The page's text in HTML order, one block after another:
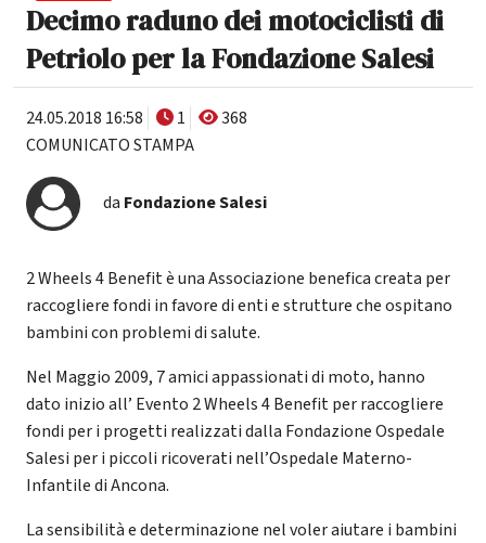
Decimo raduno dei motociclisti di
Petriolo per la Fondazione Salesi
24.05.2018 16:58 1
368
COMUNICATO STAMPA
da Fondazione Salesi
2 Wheels 4 Benefit è una Associazione benefica creata per
raccogliere fondi in favore di enti e strutture che ospitano
bambini con problemi di salute.
Nel Maggio 2009, 7 amici appassionati di moto, hanno
dato inizio all’ Evento 2 Wheels 4 Benefit per raccogliere
fondi per i progetti realizzati dalla Fondazione Ospedale
Salesi per i piccoli ricoverati nell’Ospedale Materno-
Infantile di Ancona.
La sensibilità e determinazione nel voler aiutare i bambini